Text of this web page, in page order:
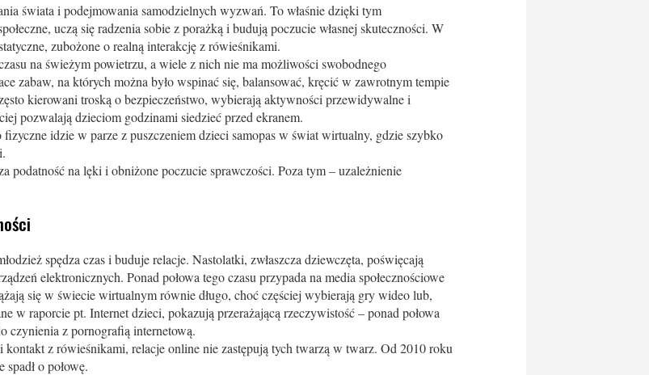
świata i podejmowania samodzielnych wyzwań. To właśnie dzięki tym
uczą się radzenia sobie z porażką i budują poczucie własnej skuteczności. W
zubożone o realną interakcję z rówieśnikami.
na świeżym powietrzu, a wiele z nich nie ma możliwości swobodnego
zabaw, na których można było wspinać się, balansować, kręcić w zawrotnym tempie
kierowani troską o bezpieczeństwo, wybierają aktywności przewidywalne i
pozwalają dzieciom godzinami siedzieć przed ekranem.
idzie w parze z puszczeniem dzieci samopas w świat wirtualny, gdzie szybko
podatność na lęki i obniżone poczucie sprawczości. Poza tym – uzależnienie
spędza czas i buduje relacje. Nastolatki, zwłaszcza dziewczęta, poświęcają
elektronicznych. Ponad połowa tego czasu przypada na media społecznościowe
się w świecie wirtualnym równie długo, choć częściej wybierają gry wideo lub,
w raporcie pt. Internet dzieci, pokazują przerażającą rzeczywistość – ponad połowa
czynienia z pornografią internetową.
z rówieśnikami, relacje online nie zastępują tych twarzą w twarz. Od 2010 roku
o połowę.